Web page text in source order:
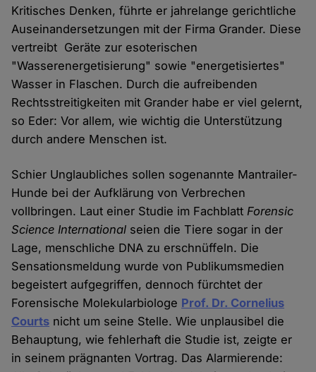
Kritisches Denken, führte er jahrelange gerichtliche
Auseinandersetzungen mit der Firma Grander. Diese
vertreibt Geräte zur esoterischen
"Wasserenergetisierung" sowie "energetisiertes"
Wasser in Flaschen. Durch die aufreibenden
Rechtsstreitigkeiten mit Grander habe er viel gelernt,
so Eder: Vor allem, wie wichtig die Unterstützung
durch andere Menschen ist.
Schier Unglaubliches sollen sogenannte Mantrailer-
Hunde bei der Aufklärung von Verbrechen
vollbringen. Laut einer Studie im Fachblatt Forensic
Science International seien die Tiere sogar in der
Lage, menschliche DNA zu erschnüffeln. Die
Sensationsmeldung wurde von Publikumsmedien
begeistert aufgegriffen, dennoch fürchtet der
Forensische Molekularbiologe Prof. Dr. Cornelius
Courts nicht um seine Stelle. Wie unplausibel die
Behauptung, wie fehlerhaft die Studie ist, zeigte er
in seinem prägnanten Vortrag. Das Alarmierende: